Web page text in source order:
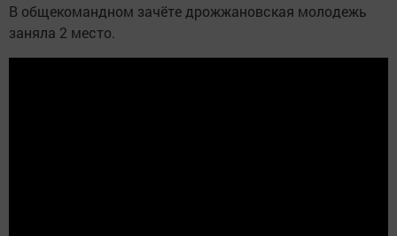
В общекомандном зачёте дрожжановская молодежь
заняла 2 место.